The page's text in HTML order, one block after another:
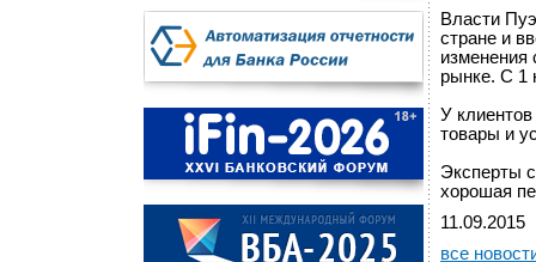
Власти
стране и
изменения
рынке. C 1
У
товары и
Эксперты
хорошая
11.09.2015
все